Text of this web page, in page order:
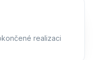
realizaci